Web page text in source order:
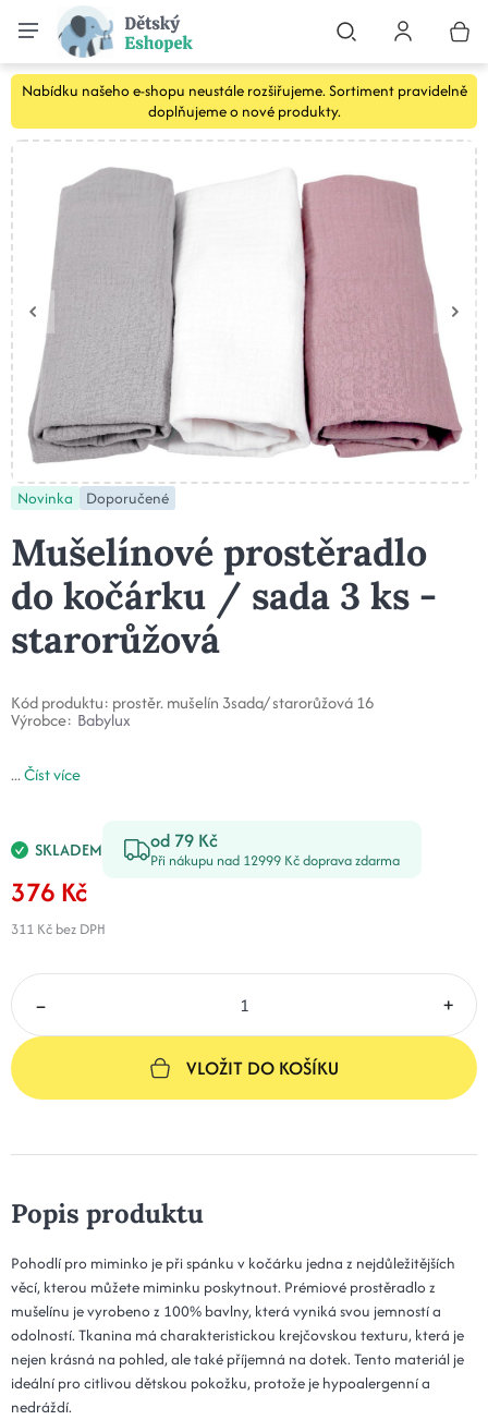
Nabídku našeho e-shopu neustále rozšiřujeme. Sortiment pravidelně
doplňujeme o nové produkty.
Novinka Doporučené
Mušelínové prostěradlo
do kočárku / sada 3 ks -
starorůžová
Kód produktu: prostěr. mušelín 3sada/ starorůžová 16
Výrobce: Babylux
...Číst více
SKLADEM od 79 Kč
Při nákupu nad 12999 Kč doprava zdarma
376 Kč
311 Kč bez DPH
– +
VLOŽIT DO KOŠÍKU
Popis produktu
Pohodlí pro miminko je při spánku v kočárku jedna z nejdůležitějších
věcí, kterou můžete miminku poskytnout. Prémiové prostěradlo z
mušelínu je vyrobeno z 100% bavlny, která vyniká svou jemností a
odolností. Tkanina má charakteristickou krejčovskou texturu, která je
nejen krásná na pohled, ale také příjemná na dotek. Tento materiál je
ideální pro citlivou dětskou pokožku, protože je hypoalergenní a
nedráždí.